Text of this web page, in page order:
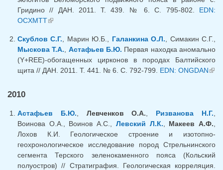
Гридино // ДАН. 2011. Т. 439. № 6. С. 795-802. EDN:
OCXMTT(link is external)
Скублов С.Г. , Марин Ю.Б., Галанкина О.Л. , Симакин С.Г.,
Мыскова Т.А.
Астафьев Б.Ю. Первая находка аномально
(Y+REE)-обогащенных цирконов в породах Балтийского
щита // ДАН. 2011. Т. 441. № 6. С. 792-799. EDN: ONGDAN
2010
Астафьев Б.Ю. Левченков О.А. Ризванова Н.Г.
Воинова О.А., Воинов А.С., Левский Л.К. Макеев А.Ф.
Лохов К.И. Геологическое строение и изотопно-
геохронологическое исследование пород Стрельнинского
сегмента Терского зеленокаменного пояса (Кольский
полуостров) // Стратиграфия. Геологическая корреляция.